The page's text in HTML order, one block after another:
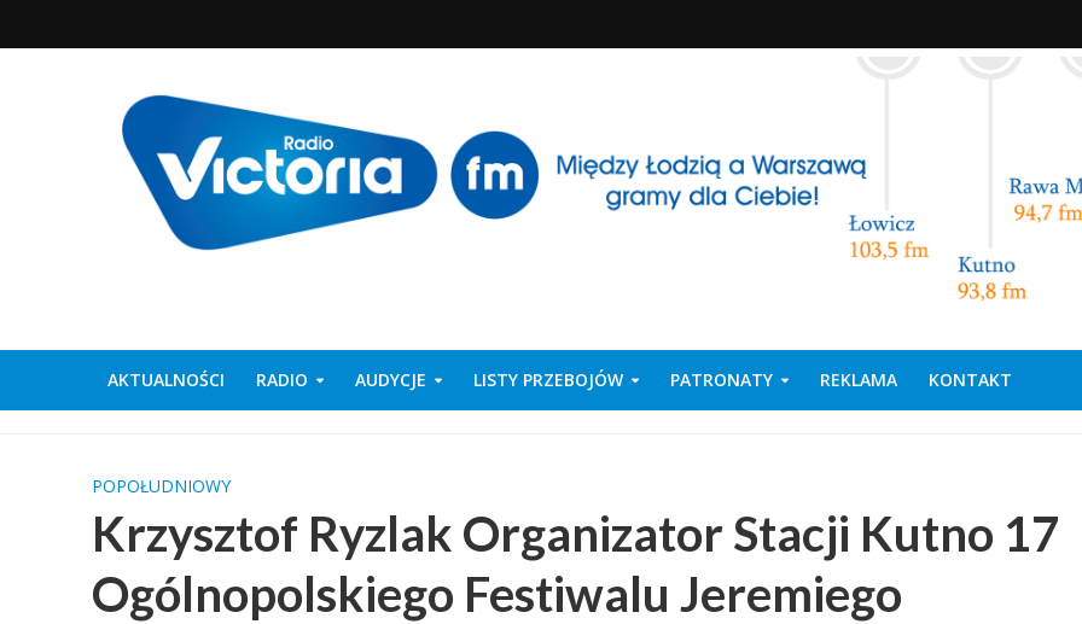
AKTUALNOŚCI RADIO AUDYCJE LISTY PRZEBOJÓW PATRONATY REKLAMA KONTAKT
POPOŁUDNIOWY
Krzysztof Ryzlak Organizator Stacji Kutno 17
Ogólnopolskiego Festiwalu Jeremiego